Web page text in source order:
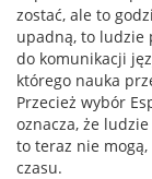
zostać, ale to
upadną, to ludzie
do komunikacji
którego nauka
Przecież wybór
oznacza, że
to teraz nie
czasu.